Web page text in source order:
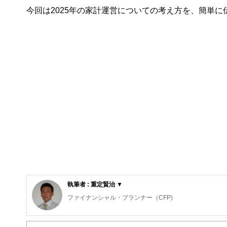
今回は2025年の家計運営についての考え方を、簡単に
執筆者 : 重定賢治 ▼
ファイナンシャル・プランナー（CFP)
明治大学法学部法律学科を卒業後、金融機関にて資産運用